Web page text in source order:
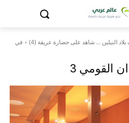
النيلين … شاهد على حضارة عريقة (4)
في
القومي 3